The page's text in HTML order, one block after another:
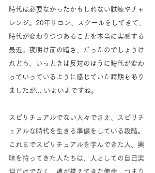
時代は必要なかったかもしれない試練やチャ
レンジ。20年サロン、スクールをしてきて、
時代が変わりつつあることを本当に実感する
最近。夜明け前の暗さ、だったのでしょうけ
れども、いっときは反対のほうに時代が変わ
っていっているように感じていた時期もあり
ましたが... いよいよですね。
スピリチュアルでない人々でさえ、スピリチ
ュアルな時代を生きる準備をしている段階。
これまでスピリチュアルを学んできた人、興
味を持ってきた人たちは、人としての自己実
現だけでなく、魂が携えてきた使命、つまり